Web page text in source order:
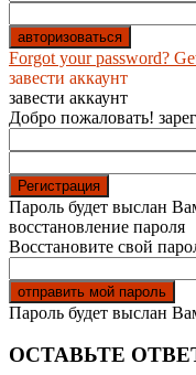
Forgot your password?
завести аккаунт
завести аккаунт
Добро пожаловать!
Пароль будет выслан
восстановление пароля
Восстановите свой
Пароль будет выслан
ОСТАВЬТЕ